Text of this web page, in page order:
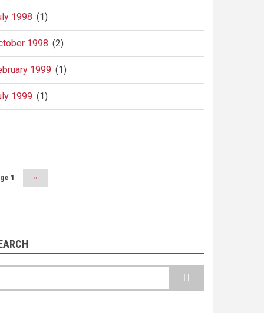
1998 (1)
1998 (2)
1999 (1)
1999 (1)
1
Next
page
››